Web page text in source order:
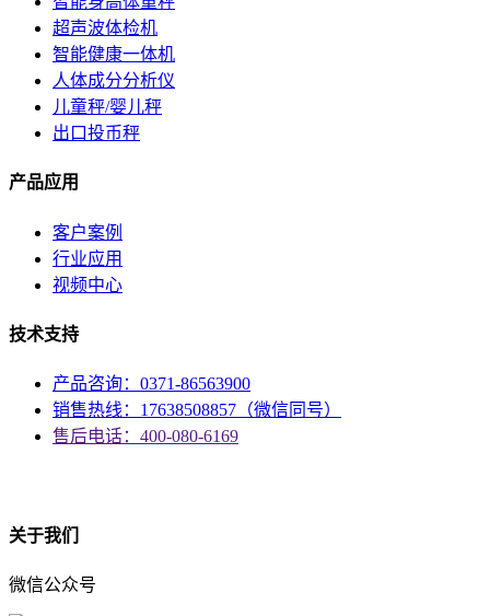
超声波体检机
智能健康一体机
人体成分分析仪
儿童秤/婴儿秤
出口投币秤
产品应用
客户案例
行业应用
视频中心
技术支持
产品咨询：0371-86563900
销售热线：17638508857（微信同号）
售后电话：400-080-6169
关于我们
微信公众号